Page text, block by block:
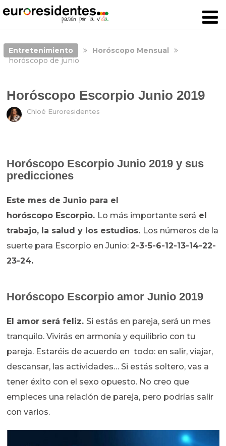
Entretenimiento
Horóscopo Mensual
horóscopo de junio
Horóscopo Escorpio Junio 2019
Chloé Euroresidentes
Horóscopo Escorpio Junio 2019 y sus
predicciones
Este mes de Junio para el
horóscopo Escorpio. Lo más importante será el
trabajo, la salud y los estudios. Los números de la
suerte para Escorpio en Junio:2-3-5-6-12-13-14-22-
23-24.
Horóscopo Escorpio amor Junio 2019
El amor será feliz. Si estás en pareja, será un mes
tranquilo. Vivirás en armonía y equilibrio con tu
pareja. Estaréis de acuerdo en todo: en salir, viajar,
descansar, las actividades… Si estás soltero, vas a
tener éxito con el sexo opuesto. No creo que
empieces una relación de pareja, pero podrías salir
con varios.